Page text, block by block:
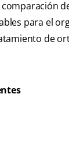
para el
de